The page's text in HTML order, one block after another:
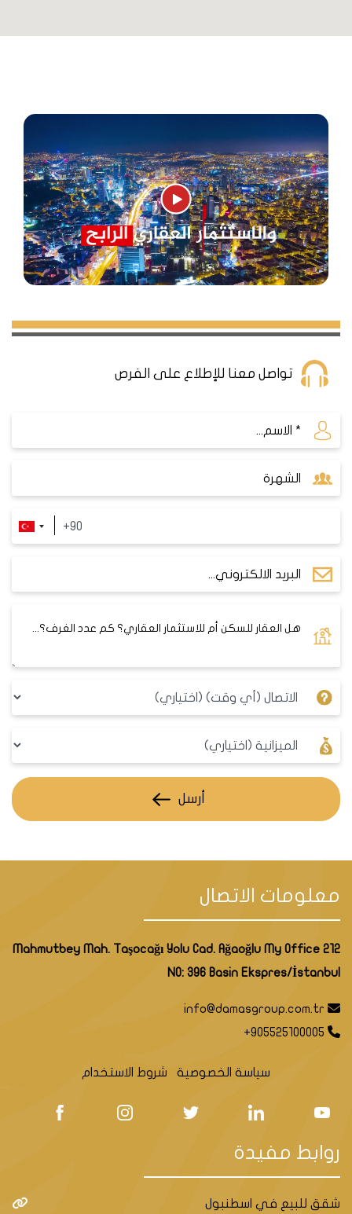
تواصل معنا للإطلاع على الفرص
أرسل
معلومات الاتصال
Mahmutbey Mah. Taşocağı Yolu Cad. Ağaoğlu My Office 212
NO: 396 Basin Ekspres/İstanbul
info@damasgroup.com.tr
+905525100005
سياسة الخصوصية شروط الاستخدام
روابط مفيدة
شقق للبيع في اسطنبول